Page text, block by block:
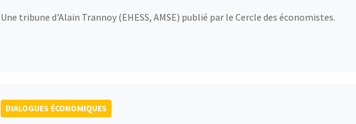
Une tribune d'Alain Trannoy (EHESS, AMSE) publié par le Cercle des économistes.
DIALOGUES ÉCONOMIQUES